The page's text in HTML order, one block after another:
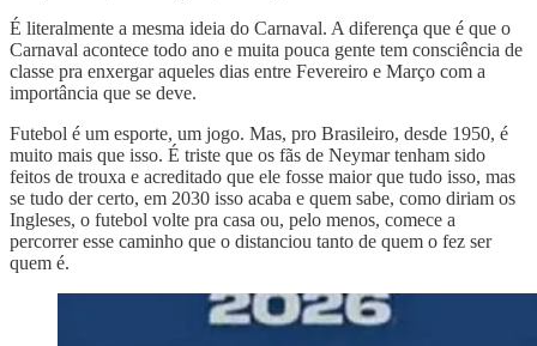
É literalmente a mesma ideia do Carnaval. A diferença que é que o
Carnaval acontece todo ano e muita pouca gente tem consciência de
classe pra enxergar aqueles dias entre Fevereiro e Março com a
importância que se deve.
Futebol é um esporte, um jogo. Mas, pro Brasileiro, desde 1950, é
muito mais que isso. É triste que os fãs de Neymar tenham sido
feitos de trouxa e acreditado que ele fosse maior que tudo isso, mas
se tudo der certo, em 2030 isso acaba e quem sabe, como diriam os
Ingleses, o futebol volte pra casa ou, pelo menos, comece a
percorrer esse caminho que o distanciou tanto de quem o fez ser
quem é.